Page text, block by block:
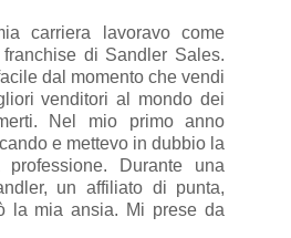
carriera lavoravo come
di Sandler Sales.
dal momento che vendi
venditori al mondo dei
Nel mio primo anno
e mettevo in dubbio la
Durante una
un affiliato di punta,
la mia ansia. Mi prese da